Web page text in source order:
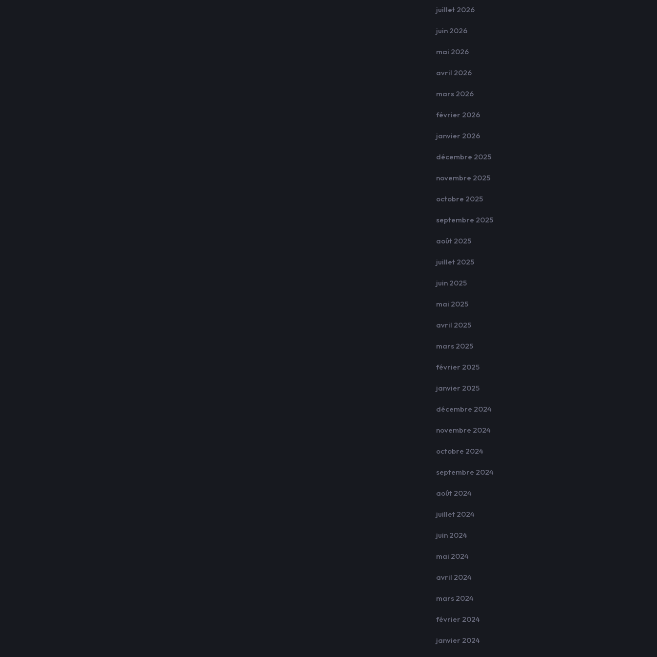
juillet 2026
juin 2026
mai 2026
avril 2026
mars 2026
février 2026
janvier 2026
décembre 2025
novembre 2025
octobre 2025
septembre 2025
août 2025
juillet 2025
juin 2025
mai 2025
avril 2025
mars 2025
février 2025
janvier 2025
décembre 2024
novembre 2024
octobre 2024
septembre 2024
août 2024
juillet 2024
juin 2024
mai 2024
avril 2024
mars 2024
février 2024
janvier 2024